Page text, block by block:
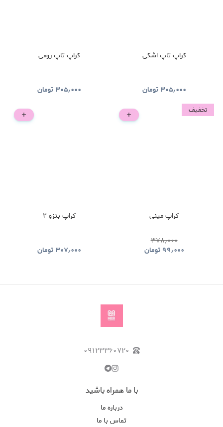
کراپ تاپ اشکی
۳۰۵٫۰۰۰ تومان
کراپ تاپ رومی
۳۰۵٫۰۰۰ تومان
تخفیف
کراپ مینی
۳۷۸٫۰۰۰
۹۹٫۰۰۰ تومان
کراپ بنزو ۲
۳۰۷٫۰۰۰ تومان
۰۹۱۲۳۳۶۰۷۲۰
با ما همراه باشید
درباره ما
تماس با ما